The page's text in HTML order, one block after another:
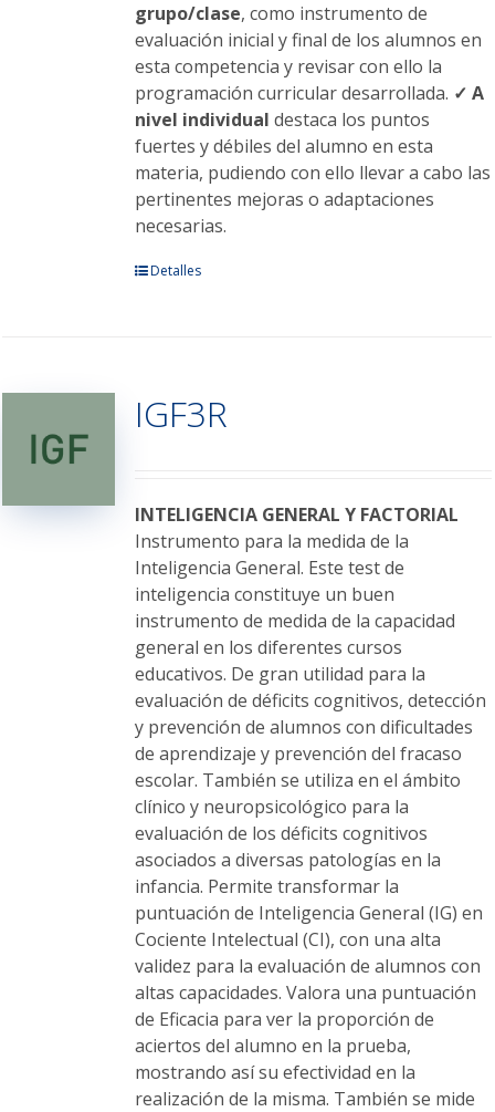
grupo/clase, como instrumento de
evaluación inicial y final de los alumnos en
esta competencia y revisar con ello la
programación curricular desarrollada. ✓ A
nivel individual destaca los puntos
fuertes y débiles del alumno en esta
materia, pudiendo con ello llevar a cabo las
pertinentes mejoras o adaptaciones
necesarias.
Este
Las
opciones
elegir
en
la
página
de
producto
Detalles
IGF3R
INTELIGENCIA GENERAL Y FACTORIAL
Instrumento para la medida de la
Inteligencia General. Este test de
inteligencia constituye un buen
instrumento de medida de la capacidad
general en los diferentes cursos
educativos. De gran utilidad para la
evaluación de déficits cognitivos, detección
y prevención de alumnos con dificultades
de aprendizaje y prevención del fracaso
escolar. También se utiliza en el ámbito
clínico y neuropsicológico para la
evaluación de los déficits cognitivos
asociados a diversas patologías en la
infancia. Permite transformar la
puntuación de Inteligencia General (IG) en
Cociente Intelectual (CI), con una alta
validez para la evaluación de alumnos con
altas capacidades. Valora una puntuación
de Eficacia para ver la proporción de
aciertos del alumno en la prueba,
mostrando así su efectividad en la
realización de la misma. También se mide